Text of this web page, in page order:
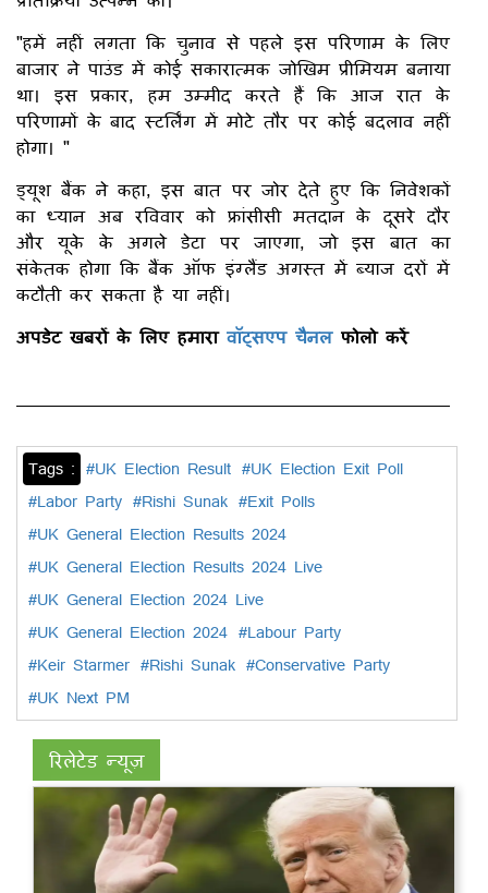
"हमें नहीं लगता कि चुनाव से पहले इस परिणाम के लिए
बाजार ने पाउंड में कोई सकारात्मक जोखिम प्रीमियम बनाया
था। इस प्रकार, हम उम्मीद करते हैं कि आज रात के
परिणामों के बाद स्टर्लिंग में मोटे तौर पर कोई बदलाव नहीं
होगा। "
ड्यूश बैंक ने कहा, इस बात पर जोर देते हुए कि निवेशकों
का ध्यान अब रविवार को फ्रांसीसी मतदान के दूसरे दौर
और यूके के अगले डेटा पर जाएगा, जो इस बात का
संकेतक होगा कि बैंक ऑफ इंग्लैंड अगस्त में ब्याज दरों में
कटौती कर सकता है या नहीं।
अपडेट खबरों के लिए हमारा वॉट्सएप चैनल फोलो करें
Tags : #UK Election Result #UK Election Exit Poll
#Labor Party #Rishi Sunak #Exit Polls
#UK General Election Results 2024
#UK General Election Results 2024 Live
#UK General Election 2024 Live
#UK General Election 2024 #Labour Party
#Keir Starmer #Rishi Sunak #Conservative Party
#UK Next PM
रिलेटेड न्यूज़